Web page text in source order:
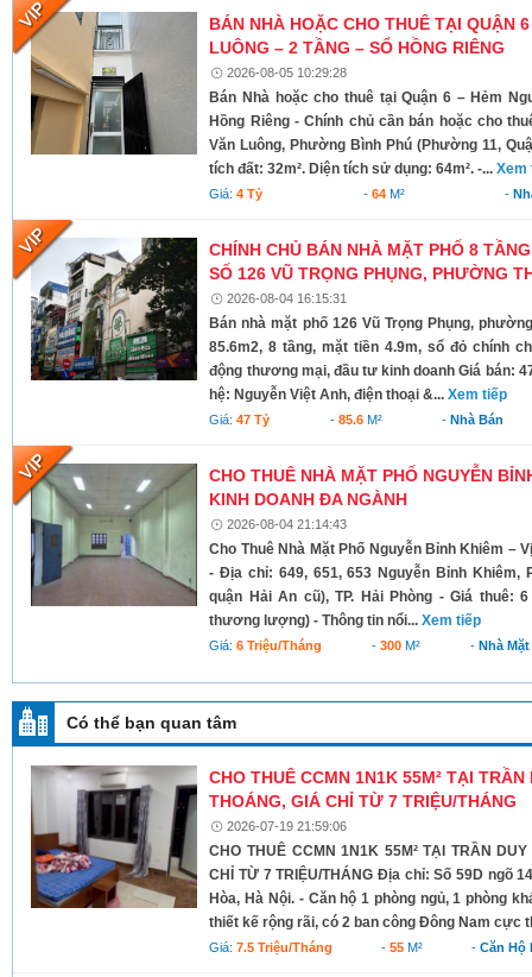
BÁN NHÀ HOẶC CHO THUÊ TẠI QUẬN
LUÔNG – 2 TẦNG – SỔ HỒNG RIÊNG
2026-08-05 10:29:28
Bán Nhà hoặc cho thuê tại Quận 6 – Hẻm
Hồng Riêng - Chính chủ cần bán hoặc cho
Văn Luông, Phường Bình Phú (Phường 11,
tích đất: 32m². Diện tích sử dụng: 64m². -...Xem
Giá:4 Tỷ - 64M² -
CHÍNH CHỦ BÁN NHÀ MẶT PHỐ 8
SỐ 126 VŨ TRỌNG PHỤNG, PHƯỜNG
2026-08-04 16:15:31
Bán nhà mặt phố 126 Vũ Trọng Phụng,
85.6m2, 8 tầng, mặt tiền 4.9m, sổ đỏ chính
động thương mại, đầu tư kinh doanh Giá bán:
hệ: Nguyễn Việt Anh, điện thoại &...Xem tiếp
Giá:47 Tỷ - 85.6M² - Nhà Bán
CHO THUÊ NHÀ MẶT PHỐ NGUYỄN
KINH DOANH ĐA NGÀNH
2026-08-04 21:14:43
Cho Thuê Nhà Mặt Phố Nguyễn Bỉnh Khiêm –
- Địa chỉ: 649, 651, 653 Nguyễn Bỉnh Khiêm,
quận Hải An cũ), TP. Hải Phòng - Giá thuê:
thương lượng) - Thông tin nổi...Xem tiếp
Giá:6 Triệu/tháng -300 M² - Nhà
Có thể bạn quan tâm
CHO THUÊ CCMN 1N1K 55M² TẠI
THOÁNG, GIÁ CHỈ TỪ 7 TRIỆU/THÁNG
2026-07-19 21:59:06
CHO THUÊ CCMN 1N1K 55M² TẠI TRẦN
CHỈ TỪ 7 TRIỆU/THÁNG Địa chỉ: Số 59D ngõ
Hòa, Hà Nội. - Căn hộ 1 phòng ngủ, 1 phòng
thiết kế rộng rãi, có 2 ban công Đông Nam cực
Giá:7.5 Triệu/tháng -55 M² - Căn Hộ